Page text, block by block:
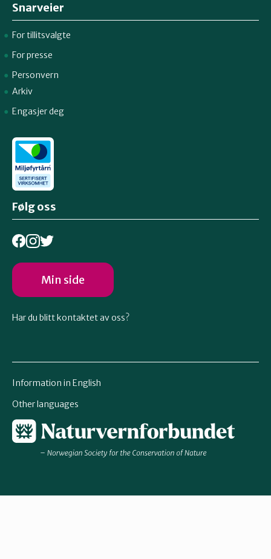
Snarveier
For tillitsvalgte
For presse
Personvern
Arkiv
Engasjer deg
Følg oss
Min side
Har du blitt kontaktet av oss?
Information in English
Other languages